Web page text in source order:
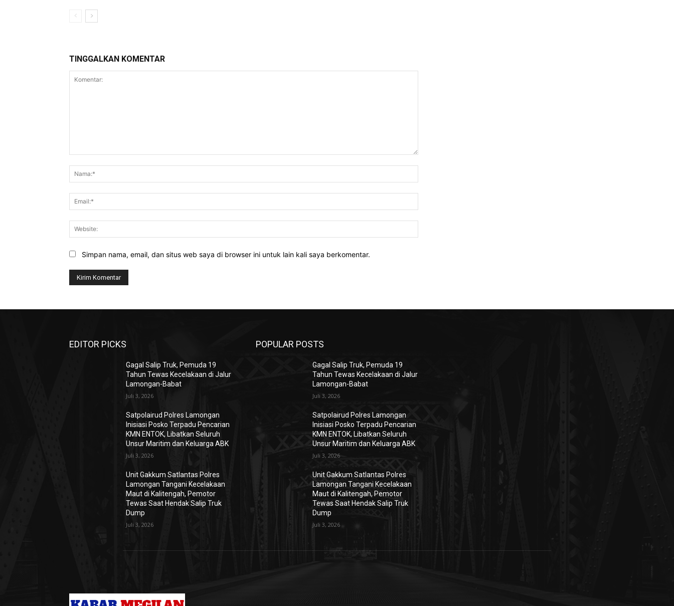
TINGGALKAN KOMENTAR
Simpan nama, email, dan situs web saya di browser ini untuk lain kali saya berkomentar.
EDITOR PICKS
Gagal Salip Truk, Pemuda 19
Tahun Tewas Kecelakaan di Jalur
Lamongan-Babat
Juli 3, 2026
Satpolairud Polres Lamongan
Inisiasi Posko Terpadu Pencarian
KMN ENTOK, Libatkan Seluruh
Unsur Maritim dan Keluarga ABK
Juli 3, 2026
Unit Gakkum Satlantas Polres
Lamongan Tangani Kecelakaan
Maut di Kalitengah, Pemotor
Tewas Saat Hendak Salip Truk
Dump
Juli 3, 2026
POPULAR POSTS
Gagal Salip Truk, Pemuda 19
Tahun Tewas Kecelakaan di Jalur
Lamongan-Babat
Juli 3, 2026
Satpolairud Polres Lamongan
Inisiasi Posko Terpadu Pencarian
KMN ENTOK, Libatkan Seluruh
Unsur Maritim dan Keluarga ABK
Juli 3, 2026
Unit Gakkum Satlantas Polres
Lamongan Tangani Kecelakaan
Maut di Kalitengah, Pemotor
Tewas Saat Hendak Salip Truk
Dump
Juli 3, 2026